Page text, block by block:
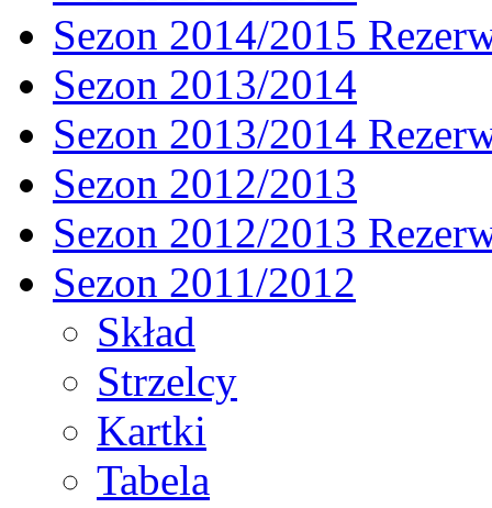
Sezon 2014/2015
Sezon 2013/2014
Sezon 2013/2014
Sezon 2012/2013
Sezon 2012/2013
Sezon 2011/2012
Skład
Strzelcy
Kartki
Tabela